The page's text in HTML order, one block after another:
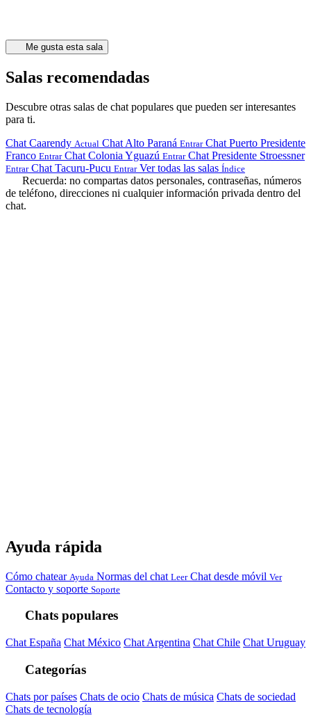
Me gusta esta sala
Salas recomendadas
Descubre otras salas de chat populares que pueden ser interesantes
para ti.
Chat Caarendy Actual Chat Alto Paraná Entrar Chat Puerto Presidente
Franco Entrar Chat Colonia Yguazú Entrar Chat Presidente Stroessner
Entrar Chat Tacuru-Pucu Entrar Ver todas las salas Índice
Recuerda: no compartas datos personales, contraseñas, números
de teléfono, direcciones ni cualquier información privada dentro del
chat.
Ayuda rápida
Cómo chatear Ayuda Normas del chat Leer Chat desde móvil Ver
Contacto y soporte Soporte
Chats populares
Chat España Chat México Chat Argentina Chat Chile Chat Uruguay
Categorías
Chats por países Chats de ocio Chats de música Chats de sociedad
Chats de tecnología